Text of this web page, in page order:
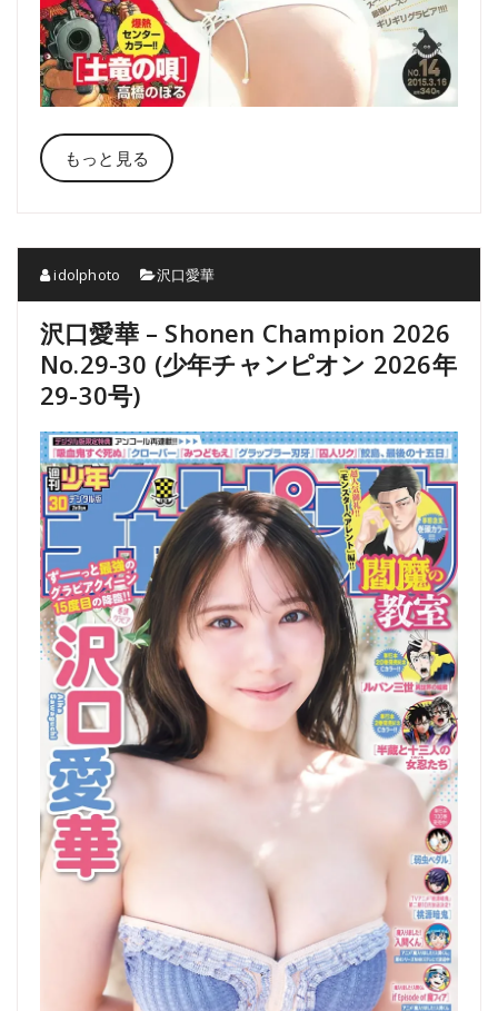
もっと見る
idolphoto 沢口愛華
沢口愛華 – Shonen Champion 2026
No.29-30 (少年チャンピオン 2026年
29-30号)